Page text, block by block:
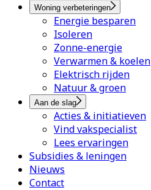
Woning verbeteringen
Energie besparen
Isoleren
Zonne-energie
Verwarmen & koelen
Elektrisch rijden
Natuur & groen
Aan de slag
Acties & initiatieven
Vind vakspecialist
Lees ervaringen
Subsidies & leningen
Nieuws
Contact